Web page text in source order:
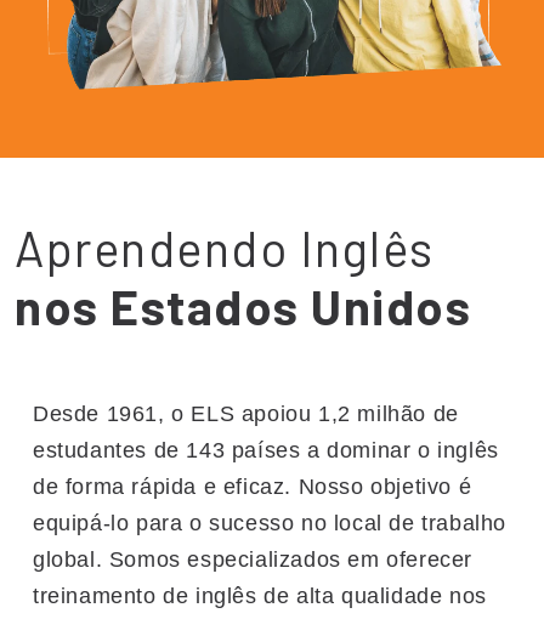
Aprendendo Inglês
nos Estados Unidos
Desde 1961, o ELS apoiou 1,2 milhão de
estudantes de 143 países a dominar o inglês
de forma rápida e eficaz. Nosso objetivo é
equipá-lo para o sucesso no local de trabalho
global. Somos especializados em oferecer
treinamento de inglês de alta qualidade nos